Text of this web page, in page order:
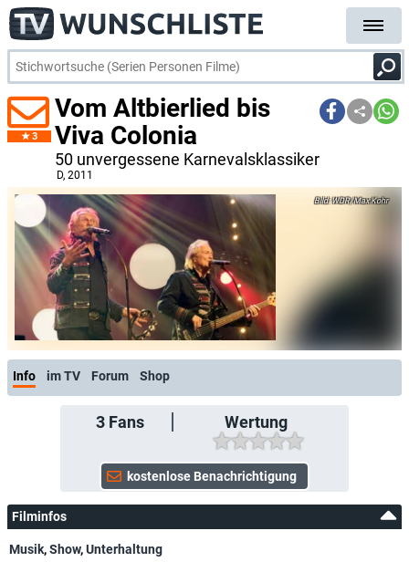
3
Vom Altbierlied bis
Viva Colonia
50 unvergessene Karnevalsklassiker
D, 2011
WDR/Max Kohr
Info im TV Forum Shop
3Fans Wertung
Filminfos
Musik,Show,Unterhaltung